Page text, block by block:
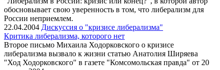
обосновывает свою уверенность в том, что либерализм для
России неприемлем.
22.04.2004 Дискуссия о "кризисе либерализма"
Критика либерализма, которого нет
Второе письмо Михаила Ходорковского о кризисе
либерализма вызвало к жизни статью Анатолия Ширяева
"Ход Ходорковского" в газете "Комсомольская правда" от 20